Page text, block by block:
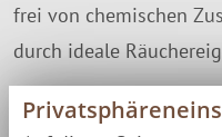
frei von chemischen
durch ideale
Produktsicherheit